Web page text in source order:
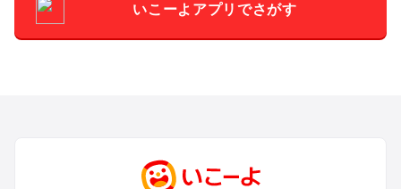
いこーよアプリでさがす